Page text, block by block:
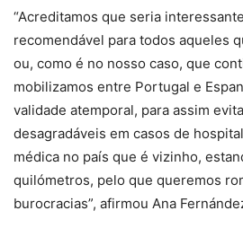
“Acreditamos que seria
recomendável para todos aqueles
ou, como é no nosso caso, que
mobilizamos entre Portugal e
validade atemporal, para assim
desagradáveis em casos de
médica no país que é vizinho,
quilómetros, pelo que queremos
burocracias”, afirmou Ana